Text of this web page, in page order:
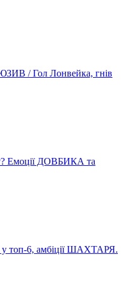
/ Гол Лонвейка, гнів
Емоції ДОВБИКА та
топ-6, амбіції ШАХТАРЯ.